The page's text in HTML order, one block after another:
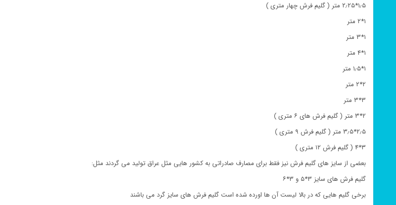
۱٫۵*۲٫۲۵ متر ( گلیم فرش چهار متری )
۱*۲ متر
۱*۳ متر
۱*۴ متر
۱*۱٫۵ متر
۲*۲ متر
۳*۳ متر
۲*۳ متر ( گلیم فرش های ۶ متری )
۲٫۵*۳٫۵ متر ( گلیم فرش ۹ متری )
۳*۴ ( گلیم فرش ۱۲ متری )
بعضی از سایز های گلیم فرش نیز فقط برای مصارف صادراتی به کشور هایی مثل عراق تولید می گردند مثل:
گلیم فرش های سایز ۳*۵ و ۳*۶
برخی گلیم هایی که در بالا لیست آن ها اورده شده است گلیم فرش های سایز گرد می باشند